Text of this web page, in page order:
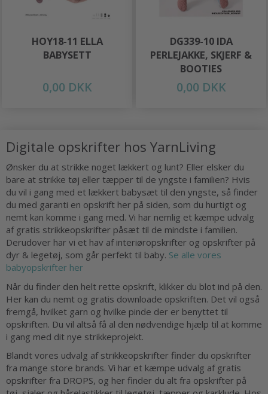
HOY18-11 ELLA
BABYSETT
0,00 DKK
DG339-10 IDA
PERLEJAKKE, SKJERF &
BOOTIES
0,00 DKK
Digitale opskrifter hos YarnLiving
Ønsker du at strikke noget lækkert og lunt? Eller elsker du
bare at strikke tøj eller tæpper til de yngste i familien? Hvis
du vil i gang med et lækkert babysæt til den yngste, så finder
du med garanti en opskrift her på siden, som du hurtigt og
nemt kan komme i gang med. Vi har nemlig et kæmpe udvalg
af gratis strikkeopskrifter påsæt til de mindste i familien.
Derudover har vi et hav af interiøropskrifter og opskrifter på
dyr & legetøj, som går perfekt til baby. Se alle vores
babyopskrifter her
Når du finder den helt rette opskrift, klikker du blot ind på den.
Her kan du nemt og gratis downloade opskriften. Det vil også
fremgå, hvilket garn og hvilke pinde der er benyttet til
opskriften. Du vil altså få al den nødvendige hjælp til at komme
i gang med dit nye strikkeprojekt.
Blandt vores udvalg af strikkeopskrifter finder du opskrifter
fra mange store brands. Vi har et kæmpe udvalg af gratis
opskrifter fra DROPS, og her finder du alt fra opskrifter på